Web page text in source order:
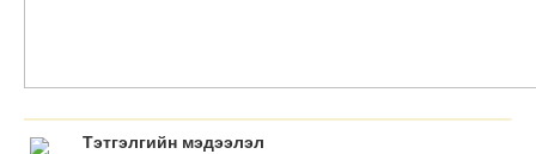
Тэтгэлгийн мэдээлэл